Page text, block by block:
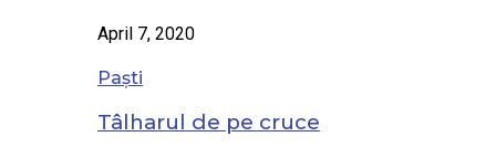
April 7, 2020
Paști
Tâlharul de pe cruce